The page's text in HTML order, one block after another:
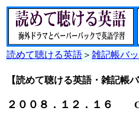
読めて聴ける英語 ＞ 雑記帳バ
【読めて聴ける英語・雑記帳
２００８．１２．１６